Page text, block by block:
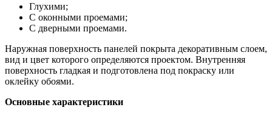
Глухими;
С оконными проемами;
С дверными проемами.
Наружная поверхность панелей покрыта декоративным слоем,
вид и цвет которого определяются проектом. Внутренняя
поверхность гладкая и подготовлена под покраску или
оклейку обоями.
Основные характеристики